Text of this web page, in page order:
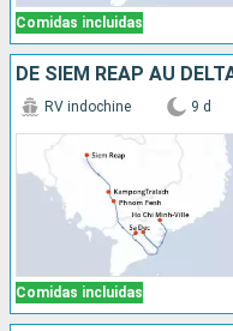
Comidas incluidas
DE SIEM REAP AU
Comidas incluidas
RV indochine 9 d